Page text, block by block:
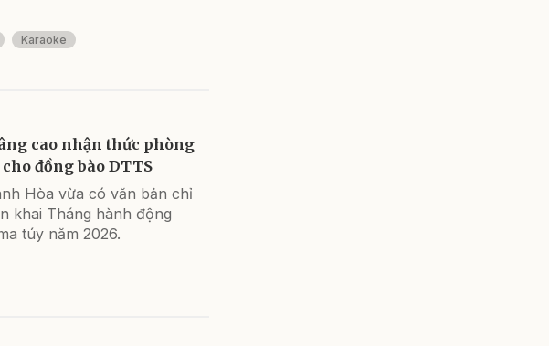
Karaoke
cao nhận thức phòng
đồng bào DTTS
Hòa vừa có văn bản chỉ
khai Tháng hành động
túy năm 2026.